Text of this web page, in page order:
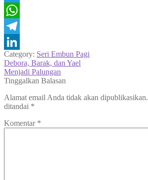
Twitter
WhatsApp
Telegram
LinkedIn
Category: Seri Embun Pagi
Navigasi
pos
Previous
post:
Debora, Barak, dan Yael
Next
post:
Menjadi Palungan
Tinggalkan Balasan
Alamat email Anda tidak akan dipublikasikan.
ditandai *
Komentar *